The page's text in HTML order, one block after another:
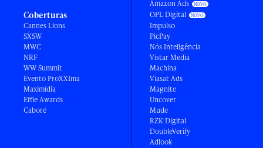
Coberturas
Cannes Lions
SXSW
MWC
NRF
WW Summit
Evento ProXXIma
Maximídia
Effie Awards
Caboré
Amazon Ads
OPL Digital
Impulso
PicPay
Nós Inteligência
Vistar Media
Machina
Viasat Ads
Magnite
Uncover
Mude
RZK Digital
DoubleVerify
Adlook